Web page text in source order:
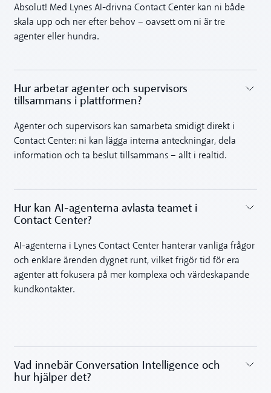
Absolut! Med Lynes AI-drivna Contact Center kan ni både
skala upp och ner efter behov – oavsett om ni är tre
agenter eller hundra.
Hur arbetar agenter och supervisors
tillsammans i plattformen?
Agenter och supervisors kan samarbeta smidigt direkt i
Contact Center: ni kan lägga interna anteckningar, dela
information och ta beslut tillsammans – allt i realtid.
Hur kan AI-agenterna avlasta teamet i
Contact Center?‍
AI-agenterna i Lynes Contact Center hanterar vanliga frågor
och enklare ärenden dygnet runt, vilket frigör tid för era
agenter att fokusera på mer komplexa och värdeskapande
kundkontakter.
Vad innebär Conversation Intelligence och
hur hjälper det?‍